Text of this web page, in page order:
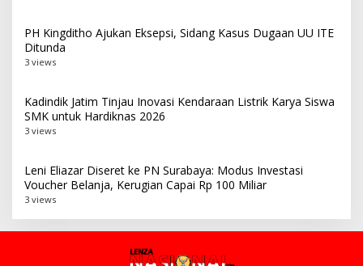
PH Kingditho Ajukan Eksepsi, Sidang Kasus Dugaan UU ITE
Ditunda
3 views
Kadindik Jatim Tinjau Inovasi Kendaraan Listrik Karya Siswa
SMK untuk Hardiknas 2026
3 views
Leni Eliazar Diseret ke PN Surabaya: Modus Investasi
Voucher Belanja, Kerugian Capai Rp 100 Miliar
3 views